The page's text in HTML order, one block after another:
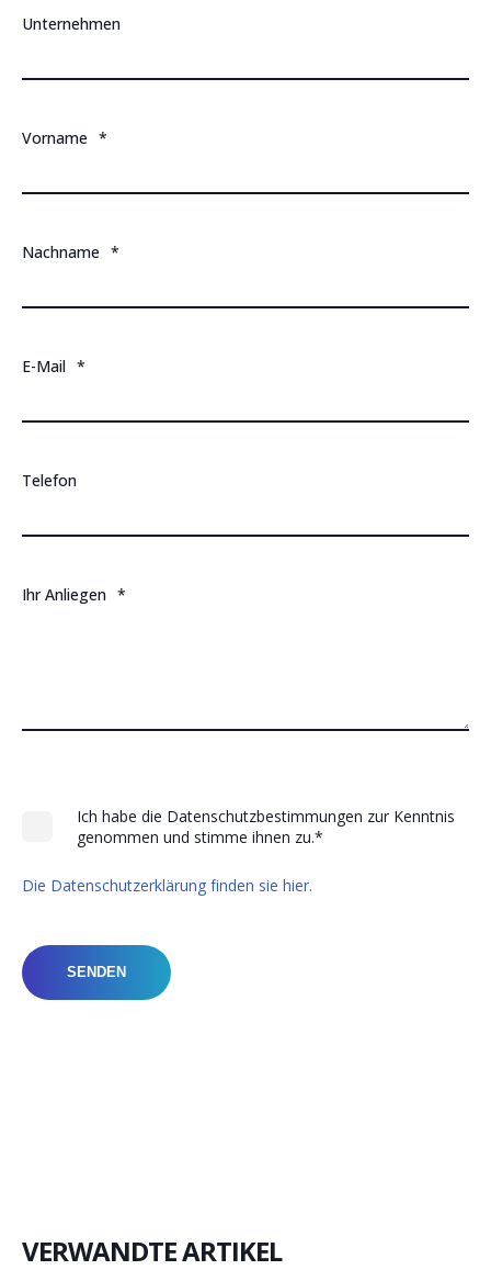
Unternehmen
Vorname *
Nachname *
E-Mail *
Telefon
Ihr Anliegen *
Ich habe die Datenschutzbestimmungen zur Kenntnis
genommen und stimme ihnen zu.*
Die Datenschutzerklärung finden sie hier.
VERWANDTE ARTIKEL